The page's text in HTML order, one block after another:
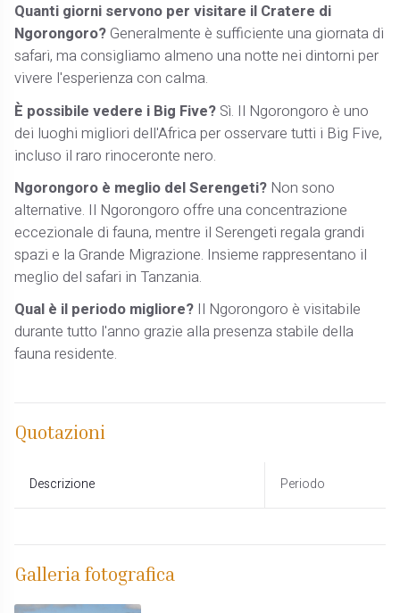
Quanti giorni servono per visitare il Cratere di
Ngorongoro?Generalmente è sufficiente una giornata di
safari, ma consigliamo almeno una notte nei dintorni per
vivere l'esperienza con calma.
È possibile vedere i Big Five? Sì. Il Ngorongoro è uno
dei luoghi migliori dell'Africa per osservare tutti i Big Five,
incluso il raro rinoceronte nero.
Ngorongoro è meglio del Serengeti? Non sono
alternative. Il Ngorongoro offre una concentrazione
eccezionale di fauna, mentre il Serengeti regala grandi
spazi e la Grande Migrazione. Insieme rappresentano il
meglio del safari in Tanzania.
Qual è il periodo migliore? Il Ngorongoro è visitabile
durante tutto l'anno grazie alla presenza stabile della
fauna residente.
Quotazioni
Descrizione Periodo
Galleria fotografica